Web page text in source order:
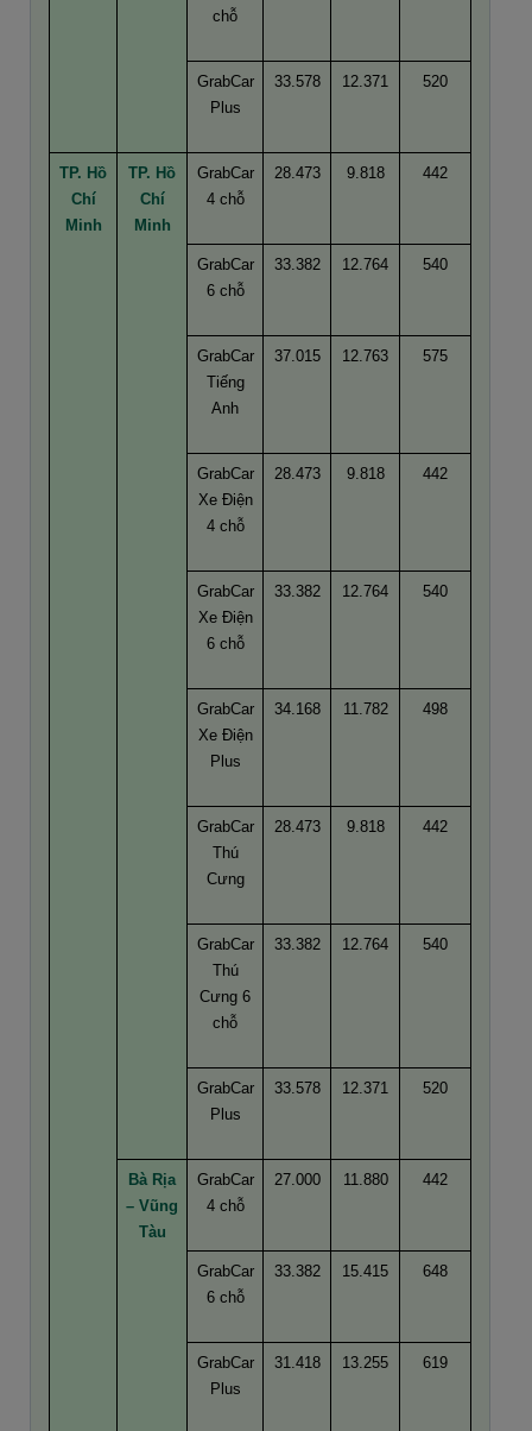
chỗ
GrabCar
Plus
33.578 12.371 520
TP. Hồ
Chí
Minh
TP. Hồ
Chí
Minh
GrabCar
4 chỗ
28.473 9.818 442
GrabCar
6 chỗ
33.382 12.764 540
GrabCar
Tiếng
Anh
37.015 12.763 575
GrabCar
Xe Điện
4 chỗ
28.473 9.818 442
GrabCar
Xe Điện
6 chỗ
33.382 12.764 540
GrabCar
Xe Điện
Plus
34.168 11.782 498
GrabCar
Thú
Cưng
28.473 9.818 442
GrabCar
Thú
Cưng 6
chỗ
33.382 12.764 540
GrabCar
Plus
33.578 12.371 520
Bà Rịa
– Vũng
Tàu
GrabCar
4 chỗ
27.000 11.880 442
GrabCar
6 chỗ
33.382 15.415 648
GrabCar
Plus
31.418 13.255 619